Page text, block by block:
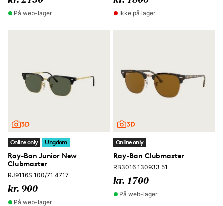
På web-lager Ikke på lager
Online only Ungdom
Ray-Ban Junior New
Clubmaster
RJ9116S 100/71 4717
kr. 900
På web-lager
Online only
Ray-Ban Clubmaster
RB3016 130933 51
kr. 1700
På web-lager